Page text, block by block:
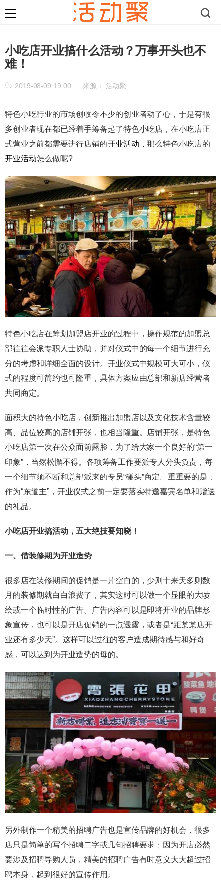
小吃店开业搞什么活动？万事开头也不
难！
2019-08-09 19:00 来源： 活动聚
特色小吃行业的市场创收令不少的创业者动了心，于是有很
多创业者现在都已经着手筹备起了特色小吃店，在小吃店正
式营业之前都需要进行店铺的开业活动 ，那么特色小吃店的
开业活动怎么做呢?
特色小吃店在筹划加盟 店开业的过程中，操作规范的加盟总
部往往会派专职人士协助，并对仪式中的每一个细节进行充
分的考虑和详细全面的设计。开业仪式中规模可大可小，仪
式的程度可简约也可隆重，具体方案应由总部和新店经营者
共同商定。
面积大的特色小吃店，创新推出加盟店以及文化技术含量较
高、品位较高的店铺开张，也相当隆重。店铺开张，是特色
小吃店第一次在公众面前露脸，为了给大家一个良好的“第一
印象”，当然松懈不得。各项筹备工作要派专人分头负责，每
一个细节须不断和总部派来的专员“碰头”商定。重重要的是，
作为“东道主”，开业仪式之前一定要落实特邀嘉宾名单和赠送
的礼品。
小吃店开业搞活动，五大绝技要知晓！
一、借装修期为开业造势
很多店在装修期间的促销是一片空白的，少则十来天多则数
月的装修期就白白浪费了，其实这时可以做一个显眼的大喷
绘或一个临时性的广告。广告内容可以是即将开业的品牌形
象宣传，也可以是开店促销的一点透露，或者是“距某某店开
业还有多少天”。这样可以过往的客户造成期待感与和好奇
感，可以达到为开业造势的母的。
另外制作一个精美的招聘广告也是宣传品牌的好机会，很多
店只是简单的写个招聘二字或几句招聘要求；因为开店必然
要涉及招聘导购人员，精美的招聘广告有时意义大大超过招
聘本身，起到很好的宣传作用。